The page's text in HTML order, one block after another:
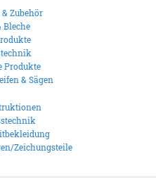
Zubehör
Bleche
Produkte
& Sägen
Zeichungsteile